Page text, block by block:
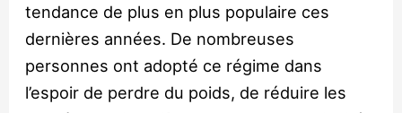
tendance de plus en plus populaire ces
dernières années. De nombreuses
personnes ont adopté ce régime dans
l’espoir de perdre du poids, de réduire les